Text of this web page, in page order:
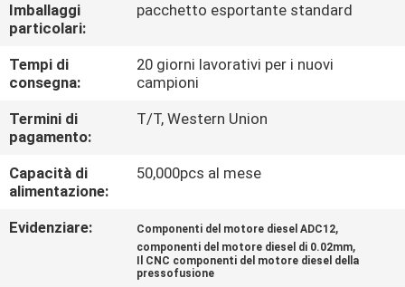
CONTATTICI
RICHIEDA
UNA
CITAZIONE
DEL
Imballaggi
particolari:
pacchetto esportante standard
Tempi di
consegna:
20 giorni lavorativi per i nuovi
campioni
Termini di
pagamento:
T/T, Western Union
Capacità di
alimentazione:
50,000pcs al mese
Evidenziare: Componenti del motore diesel ADC12,
componenti del motore diesel di 0.02mm,
Il CNC componenti del motore diesel della
pressofusione